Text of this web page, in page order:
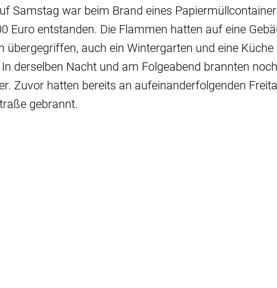
Samstag war beim Brand eines
Euro entstanden. Die Flammen hatten auf eine
übergegriffen, auch ein Wintergarten und eine Küche
derselben Nacht und am Folgeabend brannten
Zuvor hatten bereits an aufeinanderfolgenden
gebrannt.